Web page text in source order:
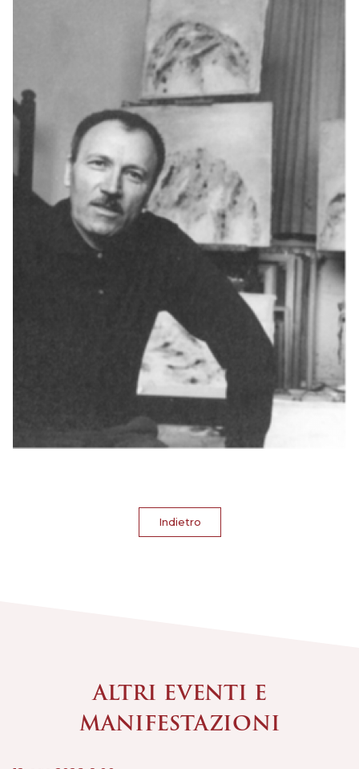
Indietro
ALTRI EVENTI E
MANIFESTAZIONI